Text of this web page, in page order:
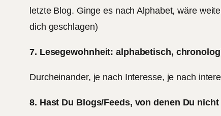
letzte Blog. Ginge es nach Alphabet, wäre
dich geschlagen)
7. Lesegewohnheit: alphabetisch,
Durcheinander, je nach Interesse, je nach
8. Hast Du Blogs/Feeds, von denen Du